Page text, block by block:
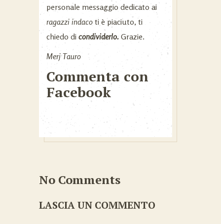
personale messaggio dedicato ai
ragazzi indaco ti è piaciuto, ti
chiedo di condividerlo. Grazie.
Merj Tauro
Commenta con
Facebook
No Comments
LASCIA UN COMMENTO